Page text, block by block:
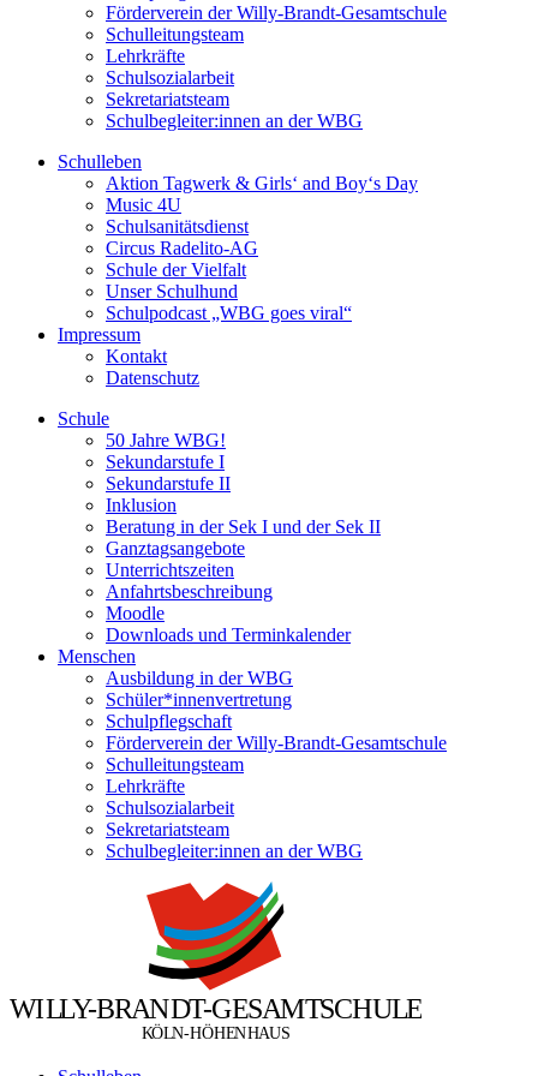
Förderverein der Willy-Brandt-Gesamtschule
Schulleitungsteam
Lehrkräfte
Schulsozialarbeit
Sekretariatsteam
Schulbegleiter:innen an der WBG
Schulleben
Aktion Tagwerk & Girls‘ and Boy‘s Day
Music 4U
Schulsanitätsdienst
Circus Radelito-AG
Schule der Vielfalt
Unser Schulhund
Schulpodcast „WBG goes viral“
Impressum
Kontakt
Datenschutz
Schule
50 Jahre WBG!
Sekundarstufe I
Sekundarstufe II
Inklusion
Beratung in der Sek I und der Sek II
Ganztagsangebote
Unterrichtszeiten
Anfahrtsbeschreibung
Moodle
Downloads und Terminkalender
Menschen
Ausbildung in der WBG
Schüler*innenvertretung
Schulpflegschaft
Förderverein der Willy-Brandt-Gesamtschule
Schulleitungsteam
Lehrkräfte
Schulsozialarbeit
Sekretariatsteam
Schulbegleiter:innen an der WBG
WILLY-BRANDT-GESAMTSCHULE
KÖLN-HÖHENHAUS